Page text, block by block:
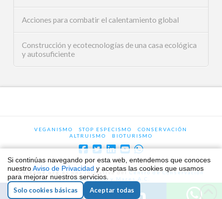
Acciones para combatir el calentamiento global
Construcción y ecotecnologías de una casa ecológica
y autosuficiente
VEGANISMO STOP ESPECISMO
CONSERVACIÓN
ALTRUISMO
BIOTURISMO
Cuidame.org es una iniciativa delCentro de Conservación
de Bosques y Mares A.C.
Tel. +52 55-8920-2482. Calle 5 Sur #6735, Col. Jardín, CP
72474, Puebla, Pue. México.
Si continúas navegando por esta web, entendemos que conoces
nuestroAviso de Privacidad y aceptas las cookies que usamos
para mejorar nuestros servicios.
Solo cookies básicas
Aceptar todas